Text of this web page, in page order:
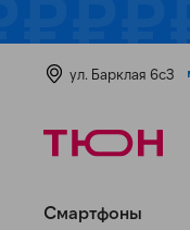
ул. Барклая 6с3
Смартфоны